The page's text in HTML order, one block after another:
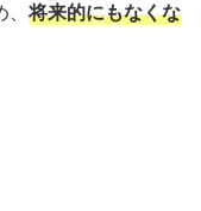
、将来的にもなくな